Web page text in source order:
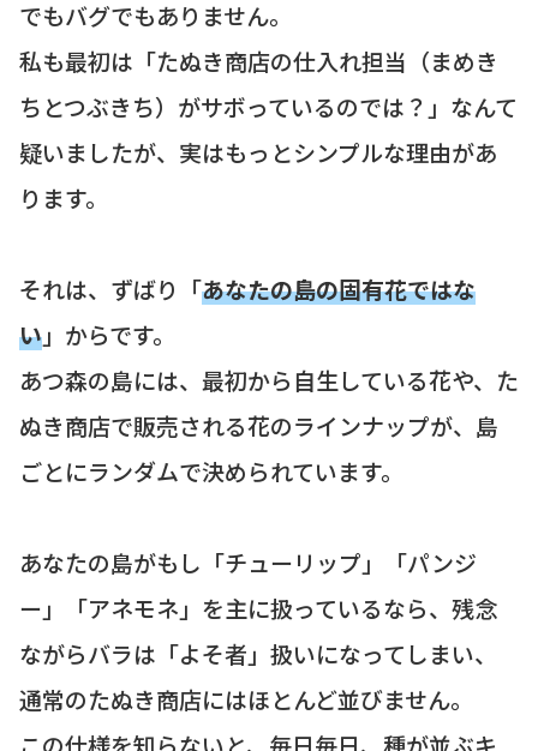
でもバグでもありません。
私も最初は「たぬき商店の仕入れ担当（まめき
ちとつぶきち）がサボっているのでは？」なんて
疑いましたが、実はもっとシンプルな理由があ
ります。
それは、ずばり「あなたの島の固有花ではな
い」からです。
あつ森の島には、最初から自生している花や、た
ぬき商店で販売される花のラインナップが、島
ごとにランダムで決められています。
あなたの島がもし「チューリップ」「パンジ
ー」「アネモネ」を主に扱っているなら、残念
ながらバラは「よそ者」扱いになってしまい、
通常のたぬき商店にはほとんど並びません。
この仕様を知らないと、毎日毎日、種が並ぶキ